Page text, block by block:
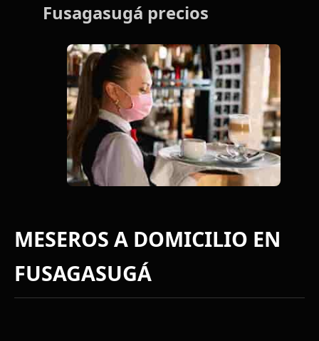
Fusagasugá precios
MESEROS A DOMICILIO EN
FUSAGASUGÁ